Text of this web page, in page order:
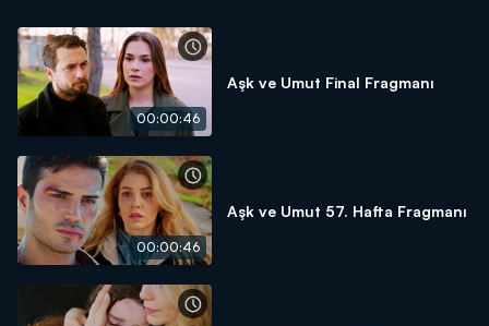
00:00:46
Aşk ve Umut Final Fragmanı
00:00:46
Aşk ve Umut 57. Hafta Fragmanı